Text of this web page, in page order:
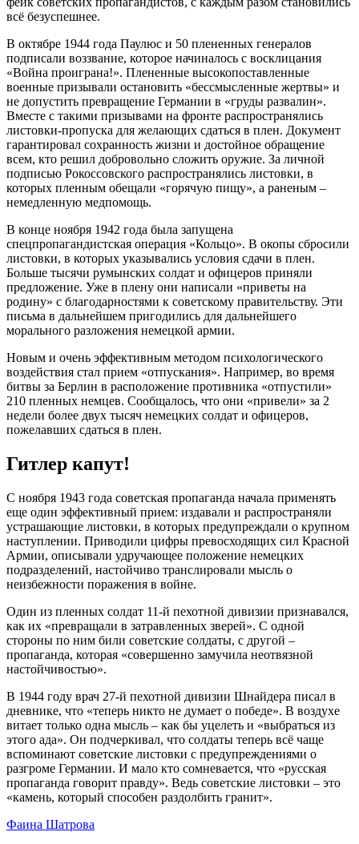
всё безуспешнее.
В октябре 1944 года Паулюс и 50 плененных генералов
подписали воззвание, которое начиналось с восклицания
«Война проиграна!». Плененные высокопоставленные
военные призывали остановить «бессмысленные жертвы» и
не допустить превращение Германии в «груды развалин».
Вместе с такими призывами на фронте распространялись
листовки-пропуска для желающих сдаться в плен. Документ
гарантировал сохранность жизни и достойное обращение
всем, кто решил добровольно сложить оружие. За личной
подписью Рокоссовского распространялись листовки, в
которых пленным обещали «горячую пищу», а раненым –
немедленную медпомощь.
В конце ноября 1942 года была запущена
спецпропагандистская операция «Кольцо». В окопы сбросили
листовки, в которых указывались условия сдачи в плен.
Больше тысячи румынских солдат и офицеров приняли
предложение. Уже в плену они написали «приветы на
родину» с благодарностями к советскому правительству. Эти
письма в дальнейшем пригодились для дальнейшего
морального разложения немецкой армии.
Новым и очень эффективным методом психологического
воздействия стал прием «отпускания». Например, во время
битвы за Берлин в расположение противника «отпустили»
210 пленных немцев. Сообщалось, что они «привели» за 2
недели более двух тысяч немецких солдат и офицеров,
пожелавших сдаться в плен.
Гитлер капут!
С ноября 1943 года советская пропаганда начала применять
еще один эффективный прием: издавали и распространяли
устрашающие листовки, в которых предупреждали о крупном
наступлении. Приводили цифры превосходящих сил Красной
Армии, описывали удручающее положение немецких
подразделений, настойчиво транслировали мысль о
неизбежности поражения в войне.
Один из пленных солдат 11-й пехотной дивизии признавался,
как их «превращали в затравленных зверей». С одной
стороны по ним били советские солдаты, с другой –
пропаганда, которая «совершенно замучила неотвязной
настойчивостью».
В 1944 году врач 27-й пехотной дивизии Шнайдера писал в
дневнике, что «теперь никто не думает о победе». В воздухе
витает только одна мысль – как бы уцелеть и «выбраться из
этого ада». Он подчеркивал, что солдаты теперь всё чаще
вспоминают советские листовки с предупреждениями о
разгроме Германии. И мало кто сомневается, что «русская
пропаганда говорит правду». Ведь советские листовки – это
«камень, который способен раздолбить гранит».
Фаина Шатрова